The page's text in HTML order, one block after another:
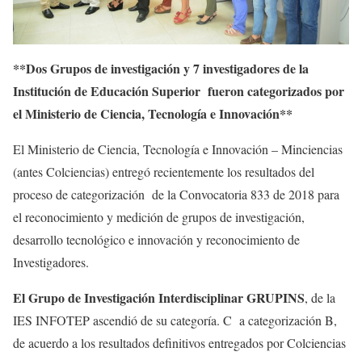
**Dos Grupos de investigación y 7 investigadores de la
Institución de Educación Superior fueron categorizados por
el Ministerio de Ciencia, Tecnología e Innovación**
El Ministerio de Ciencia, Tecnología e Innovación – Minciencias
(antes Colciencias) entregó recientemente los resultados del
proceso de categorización de la Convocatoria 833 de 2018 para
el reconocimiento y medición de grupos de investigación,
desarrollo tecnológico e innovación y reconocimiento de
Investigadores.
El Grupo de Investigación Interdisciplinar GRUPINS, de la
IES INFOTEP ascendió de su categoría. C a categorización B,
de acuerdo a los resultados definitivos entregados por Colciencias